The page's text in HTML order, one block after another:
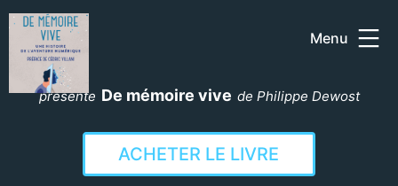
Aller
contenu
Menu
présente De mémoire vive de Philippe Dewost
ACHETER LE LIVRE